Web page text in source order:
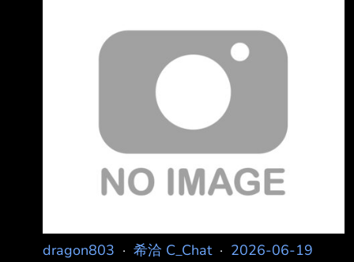
高田陽介做的 不過維持整體風格佐藤蠻
家解解饞了 -- 我的理解是做TV啦(?) 等正式公布
應該壓Jump Fes
dragon803 · 希洽 C_Chat· 2026-06-19